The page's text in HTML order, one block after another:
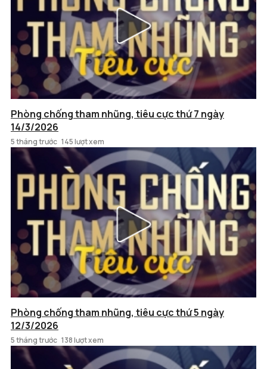
Phòng chống tham nhũng, tiêu cực thứ 7 ngày
14/3/2026
5 tháng trước 145 lượt xem
Phòng chống tham nhũng, tiêu cực thứ 5 ngày
12/3/2026
5 tháng trước 138 lượt xem